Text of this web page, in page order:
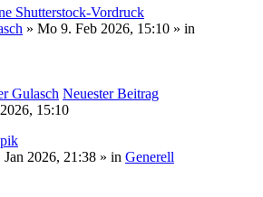
Shutterstock-Vordruck
» Mo 9. Feb 2026, 15:10 » in
Gulasch Neuester Beitrag
15:10
2026, 21:38 » in Generell